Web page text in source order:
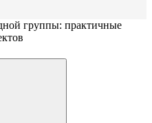
группы: практичные